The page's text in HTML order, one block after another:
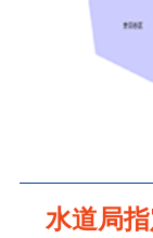
水道局